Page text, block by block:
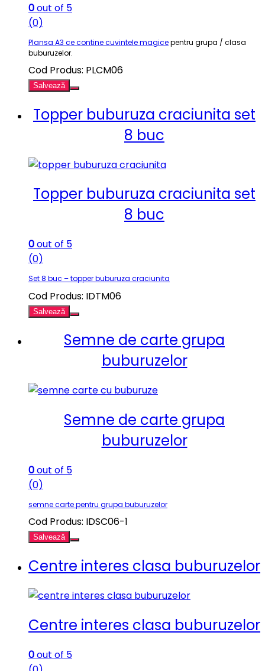
0out of 5
(0)
Plansa A3 ce contine cuvintele magicepentru grupa / clasa
buburuzelor.
Cod Produs: PLCM06
Salvează
Topper buburuza craciunita set
8 buc
Topper buburuza craciunita set
8 buc
0out of 5
(0)
Set 8 buc – topper buburuza craciunita
Cod Produs: IDTM06
Salvează
Semne de carte grupa
buburuzelor
Semne de carte grupa
buburuzelor
0out of 5
(0)
semne carte pentru grupa buburuzelor
Cod Produs: IDSC06-1
Salvează
Centre interes clasa buburuzelor
Centre interes clasa buburuzelor
0out of 5